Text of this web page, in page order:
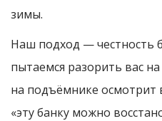
зимы.
Наш подход — честность
пытаемся разорить вас
на подъёмнике осмотрит
«эту банку можно